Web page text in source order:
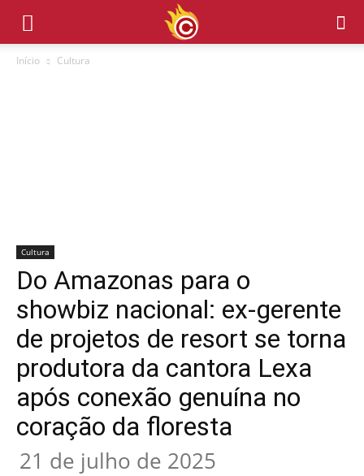
Início Cultura
Cultura
Do Amazonas para o
showbiz nacional: ex-gerente
de projetos de resort se torna
produtora da cantora Lexa
após conexão genuína no
coração da floresta
21 de julho de 2025